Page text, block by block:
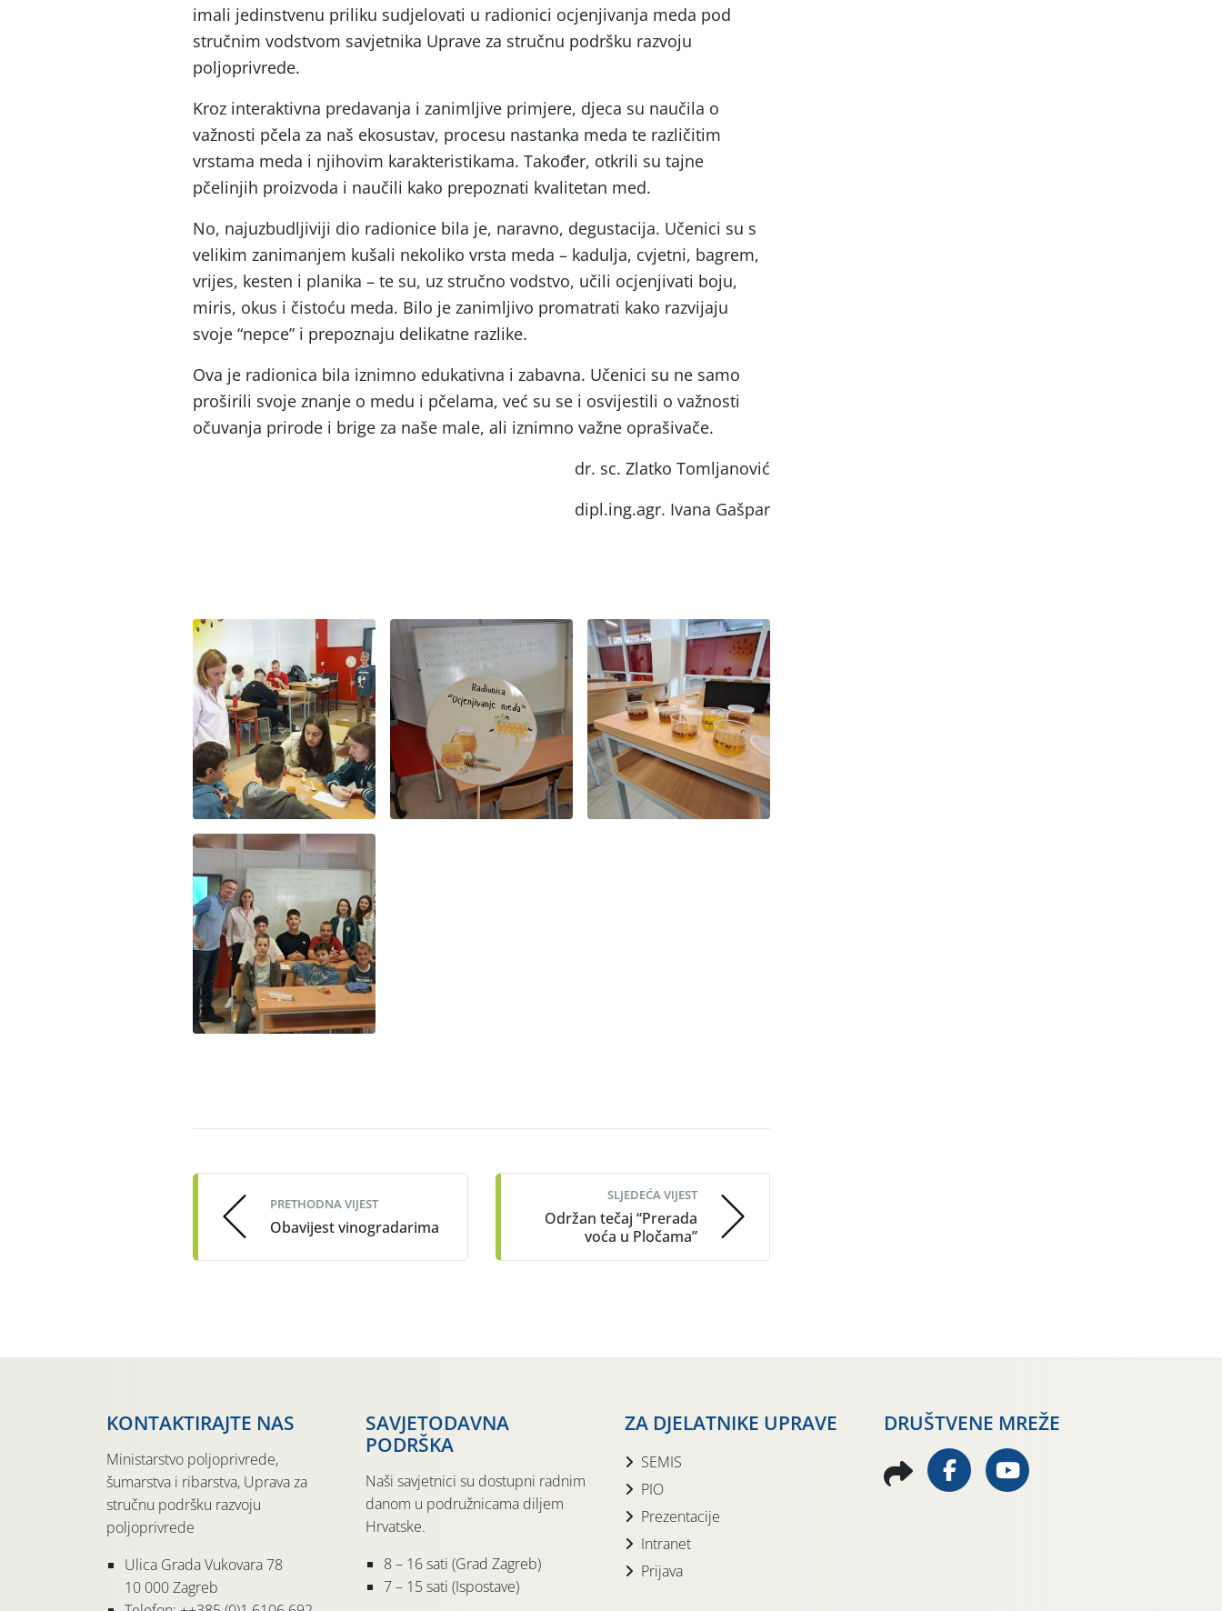
imali jedinstvenu priliku sudjelovati u radionici ocjenjivanja meda pod
stručnim vodstvom savjetnika Uprave za stručnu podršku razvoju
poljoprivrede.
Kroz interaktivna predavanja i zanimljive primjere, djeca su naučila o
važnosti pčela za naš ekosustav, procesu nastanka meda te različitim
vrstama meda i njihovim karakteristikama. Također, otkrili su tajne
pčelinjih proizvoda i naučili kako prepoznati kvalitetan med.
No, najuzbudljiviji dio radionice bila je, naravno, degustacija. Učenici su s
velikim zanimanjem kušali nekoliko vrsta meda – kadulja, cvjetni, bagrem,
vrijes, kesten i planika – te su, uz stručno vodstvo, učili ocjenjivati boju,
miris, okus i čistoću meda. Bilo je zanimljivo promatrati kako razvijaju
svoje “nepce” i prepoznaju delikatne razlike.
Ova je radionica bila iznimno edukativna i zabavna. Učenici su ne samo
proširili svoje znanje o medu i pčelama, već su se i osvijestili o važnosti
očuvanja prirode i brige za naše male, ali iznimno važne oprašivače.
dr. sc. Zlatko Tomljanović
dipl.ing.agr. Ivana Gašpar
navigation
PRETHODNA VIJEST
Obavijest vinogradarima
SLJEDEĆA VIJEST
Održan tečaj “Prerada
voća u Pločama”
KONTAKTIRAJTE NAS
Ministarstvo poljoprivrede,
šumarstva i ribarstva, Uprava za
stručnu podršku razvoju
poljoprivrede
Ulica Grada Vukovara 78
10 000 Zagreb
SAVJETODAVNA
PODRŠKA
Naši savjetnici su dostupni radnim
danom u podružnicama diljem
Hrvatske.
8 – 16 sati (Grad Zagreb)
7 – 15 sati (Ispostave)
ZA DJELATNIKE UPRAVE
SEMIS
PIO
Prezentacije
Intranet
Prijava
DRUŠTVENE MREŽE